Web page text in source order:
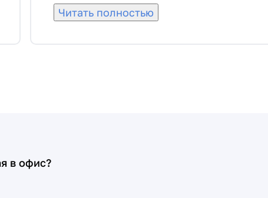
занимающихся изготовлением и
монтажем аналогичных памятников.
Читать полностью
в офис?